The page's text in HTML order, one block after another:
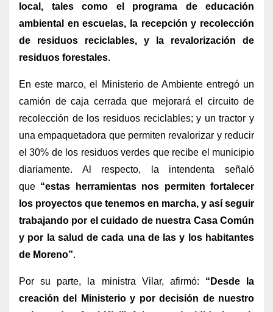
local, tales como el programa de educación
ambiental en escuelas, la recepción y recolección
de residuos reciclables, y la revalorización de
residuos forestales.
En este marco, el Ministerio de Ambiente entregó un
camión de caja cerrada que mejorará el circuito de
recolección de los residuos reciclables; y un tractor y
una empaquetadora que permiten revalorizar y reducir
el 30% de los residuos verdes que recibe el municipio
diariamente. Al respecto, la intendenta señaló
que “estas herramientas nos permiten fortalecer
los proyectos que tenemos en marcha, y así seguir
trabajando por el cuidado de nuestra Casa Común
y por la salud de cada una de las y los habitantes
de Moreno”.
Por su parte, la ministra Vilar, afirmó: “Desde la
creación del Ministerio y por decisión de nuestro